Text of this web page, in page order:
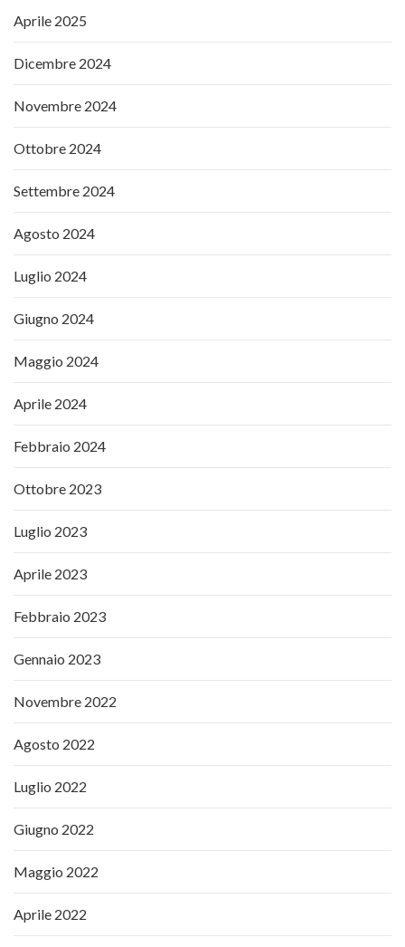
Aprile 2025
Dicembre 2024
Novembre 2024
Ottobre 2024
Settembre 2024
Agosto 2024
Luglio 2024
Giugno 2024
Maggio 2024
Aprile 2024
Febbraio 2024
Ottobre 2023
Luglio 2023
Aprile 2023
Febbraio 2023
Gennaio 2023
Novembre 2022
Agosto 2022
Luglio 2022
Giugno 2022
Maggio 2022
Aprile 2022